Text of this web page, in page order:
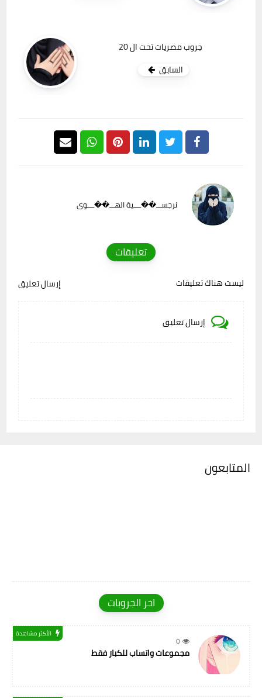
جروب مصريات تحت ال 20
السابق
نرجســـ��ــــية الهـــ��ــــوى
تعليقات
ليست هناك تعليقات إرسال تعليق
إرسال تعليق
المتابعون
اخر الجروبات
0
الأكثر مشاهدة
مجموعات واتساب للكبار فقط